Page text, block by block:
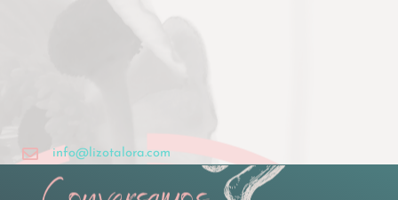
info@lizotalora.com